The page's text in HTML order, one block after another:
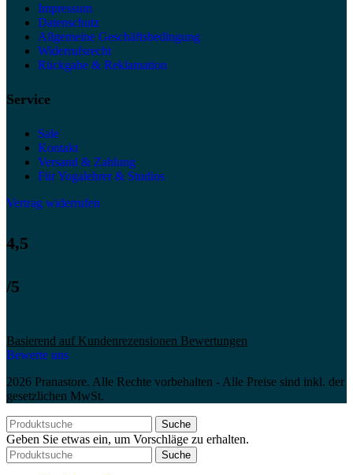
Impressum
Datenschutz
Allgemeine Geschäftsbedingung
Widerrufsrecht
Rückgabe & Reklamation
Service
Sale
Kontakt
Versand & Zahlung
Für Yogalehrer & Studios
Vertrag widerrufen
4,5
/5
Basierend auf Kundenrezensionen Bewertungen
Bewerte uns
2026 Pranastore. Alle Rechte vorbehalten - Alle Preise sind inkl. der
gesetzlichen MwSt.
Suche
Geben Sie etwas ein, um Vorschläge zu erhalten.
Suche